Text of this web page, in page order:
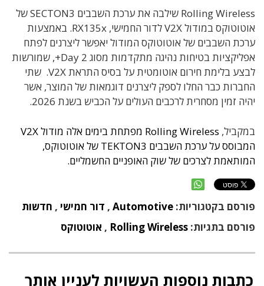
Rolling Wireless שילבה את ערכת השבבים SECTON3 של
אוטוטוקס במודול V2X לדור החמישי, RX135x. באמצעות
ערכת השבבים של אוטוטוקס המודול יאפשר ליצרנים לפתח
אפליקציות בטיחות נהיגה מתקדמות מסוג Day 2+, שמורשות
לבצע בלימת חירום אוטומטית על בסיס התראת V2X. שתי
החברות כבר החלו לספק ליצרנים דוגמאות של המוצר, אשר
יהיה זמין מסחרית לרכבים העולים על הכביש בשנת 2026.
במקביל,
Rolling Wireless מפתחת בימים אלה מודול V2X
המבוסס על ערכת השבבים TEKTON3 של אוטוטוקס,
המותאמת לצרכים של שוק האופניים החשמליים.
פורסם בקטגוריות: Automotive
, דור חמישי , חדשות
פורסם בתגיות: Rolling Wireless
, אוטוטוקס
כתבות נוספות העשויות לעניין אותך